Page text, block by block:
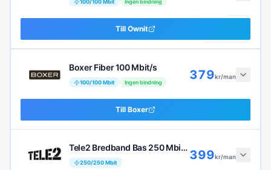
100/100 Mbit Ingen bindning
Till Ownit
Boxer Fiber 100 Mbit/s
100/100Mbit Ingen bindning
379kr/man
Till Boxer
Tele2 Bredband Bas 250 Mbit/s
250/250Mbit
399kr/man